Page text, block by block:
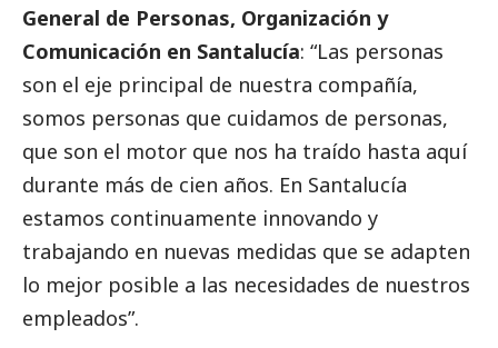
General de Personas, Organización y
Comunicación en Santalucía: “Las personas
son el eje principal de nuestra compañía,
somos personas que cuidamos de personas,
que son el motor que nos ha traído hasta aquí
durante más de cien años. En Santalucía
estamos continuamente innovando y
trabajando en nuevas medidas que se adapten
lo mejor posible a las necesidades de nuestros
empleados”.